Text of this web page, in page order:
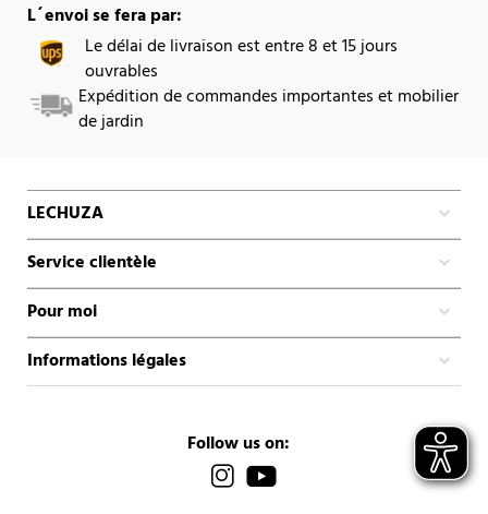
L´envoi se fera par:
Le délai de livraison est entre 8 et 15 jours
ouvrables
Expédition de commandes importantes et mobilier
de jardin
LECHUZA
Service clientèle
Pour moi
Informations légales
Follow us on: